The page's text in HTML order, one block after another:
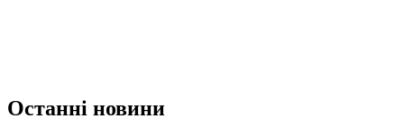
Останні новини